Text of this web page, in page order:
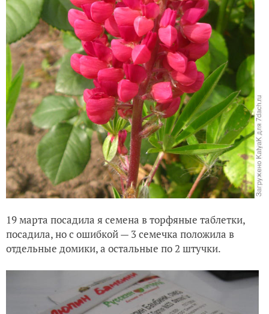
19 марта посадила я семена в торфяные таблетки,
посадила, но с ошибкой — 3 семечка положила в
отдельные домики, а остальные по 2 штучки.